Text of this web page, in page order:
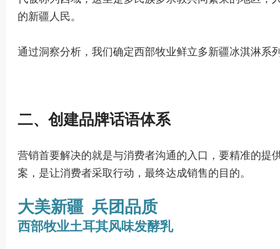
的新疆人民。
通过洞察分析，我们确定西部牧业鲜立多新疆冰淇淋系
二、创建品牌话语体系
营销首要解决的就是与消费者沟通的入口，要精准的提
案，是让消费者采取行动，最终达成销售的目的。
大美新疆 兵团品质
西部牧业土耳其风味发酵乳